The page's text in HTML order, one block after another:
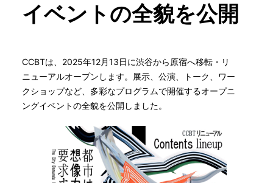
イベントの全貌を公開
CCBTは、2025年12月13日に渋谷から原宿へ移転・リ
ニューアルオープンします。展示、公演、トーク、ワー
クショップなど、多彩なプログラムで開催するオープニ
ングイベントの全貌を公開しました。